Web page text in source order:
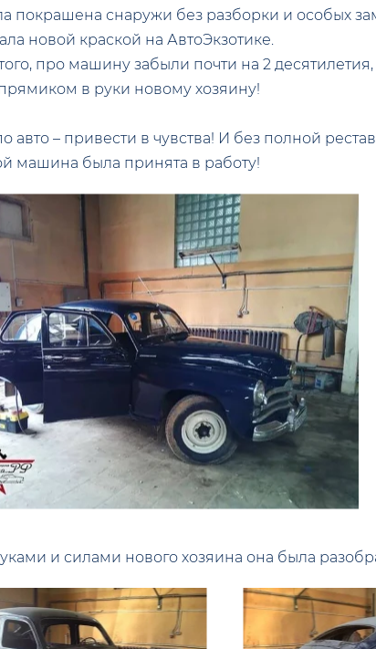
покрашена снаружи без разборки и особых
новой краской на АвтоЭкзотике.
про машину забыли почти на 2
в руки новому хозяину!
авто – привести в чувства! И без полной
машина была принята в работу!
и силами нового хозяина она была